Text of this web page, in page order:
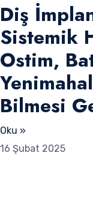
Diş
Sistemik
Ostim,
Bilmesi
Oku »
16 Şubat 2025